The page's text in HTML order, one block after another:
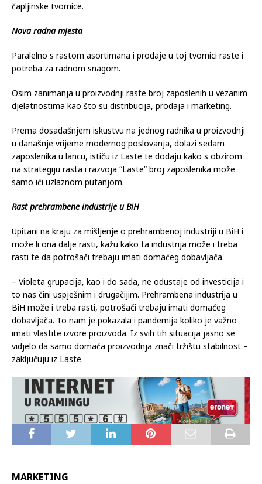
čapljinske tvornice.
Nova radna mjesta
Paralelno s rastom asortimana i prodaje u toj tvornici raste i
potreba za radnom snagom.
Osim zanimanja u proizvodnji raste broj zaposlenih u vezanim
djelatnostima kao što su distribucija, prodaja i marketing.
Prema dosadašnjem iskustvu na jednog radnika u proizvodnji
u današnje vrijeme modernog poslovanja, dolazi sedam
zaposlenika u lancu, ističu iz Laste te dodaju kako s obzirom
na strategiju rasta i razvoja “Laste” broj zaposlenika može
samo ići uzlaznom putanjom.
Rast prehrambene industrije u BiH
Upitani na kraju za mišljenje o prehrambenoj industriji u BiH i
može li ona dalje rasti, kažu kako ta industrija može i treba
rasti te da potrošači trebaju imati domaćeg dobavljača.
– Violeta grupacija, kao i do sada, ne odustaje od investicija i
to nas čini uspješnim i drugačijim. Prehrambena industrija u
BiH može i treba rasti, potrošači trebaju imati domaćeg
dobavljača. To nam je pokazala i pandemija koliko je važno
imati vlastite izvore proizvoda. Iz svih tih situacija jasno se
vidjelo da samo domaća proizvodnja znači tržištu stabilnost –
zaključuju iz Laste.
MARKETING